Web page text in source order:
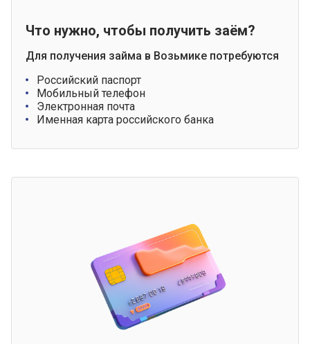
Что нужно, чтобы получить заём?
Для получения займа в Возьмике потребуются
Российский паспорт
Мобильный телефон
Электронная почта
Именная карта российского банка